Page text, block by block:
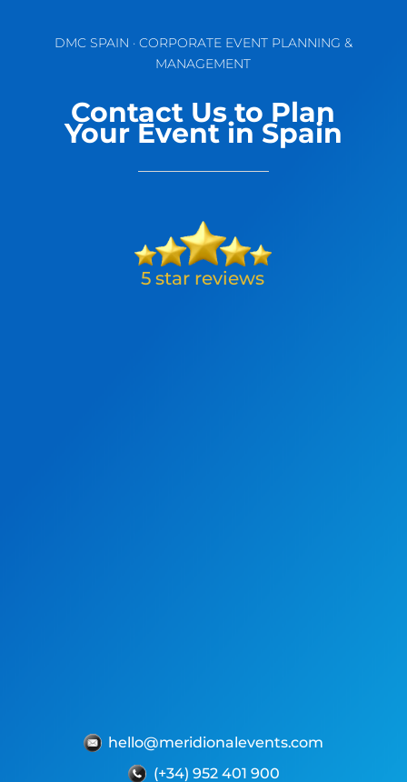
DMC SPAIN · CORPORATE EVENT PLANNING &
MANAGEMENT
Contact Us to Plan
Your Event in Spain